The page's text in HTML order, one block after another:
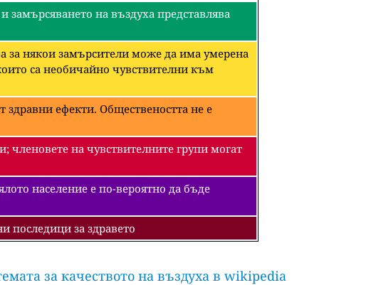
замърсяването на въздуха представлява
за някои замърсители може да има умерена
са необичайно чувствителни към
здравни ефекти. Обществеността не е
членовете на чувствителните групи могат
население е по-вероятно да бъде
последици за здравето
за качеството на въздуха в wikipedia